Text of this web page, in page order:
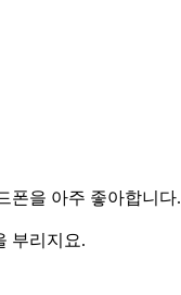
폰을 아주 좋아합니다.
부리지요.